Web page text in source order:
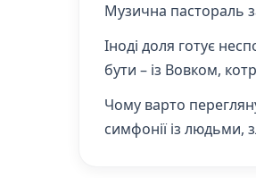
Музична пастораль
Іноді доля готує
бути – із Вовком,
Чому варто
симфонії із людьми,